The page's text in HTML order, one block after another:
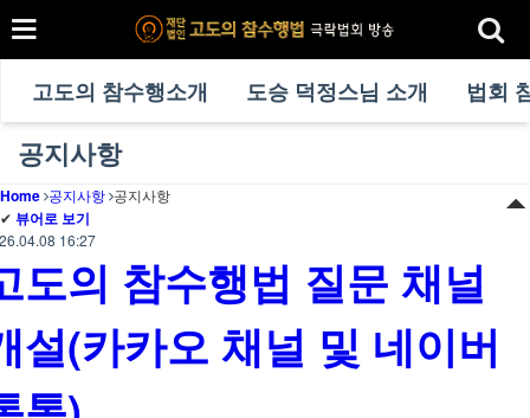
고도의 참수행소개 도승 덕정스님 소개 법회
공지사항
Home 공지사항 공지사항
✔ 뷰어로 보기
16:27
도의 참수행법 질문 채널
설(카카오 채널 및 네이버